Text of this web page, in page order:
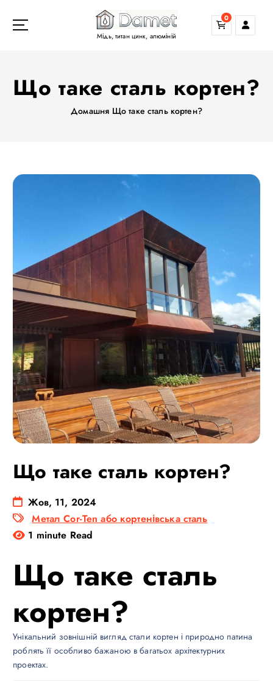
Мідь, титан цинк, алюміній
0
Що таке сталь кортен?
Домашня Що таке сталь кортен?
Що таке сталь кортен?
Жов, 11, 2024
Метал Cor-Ten або кортенівська сталь
1 minute Read
Що таке сталь
кортен?
Унікальний зовнішній вигляд стали кортен і природно патина
роблять її особливо бажаною в багатьох архітектурних
проектах.